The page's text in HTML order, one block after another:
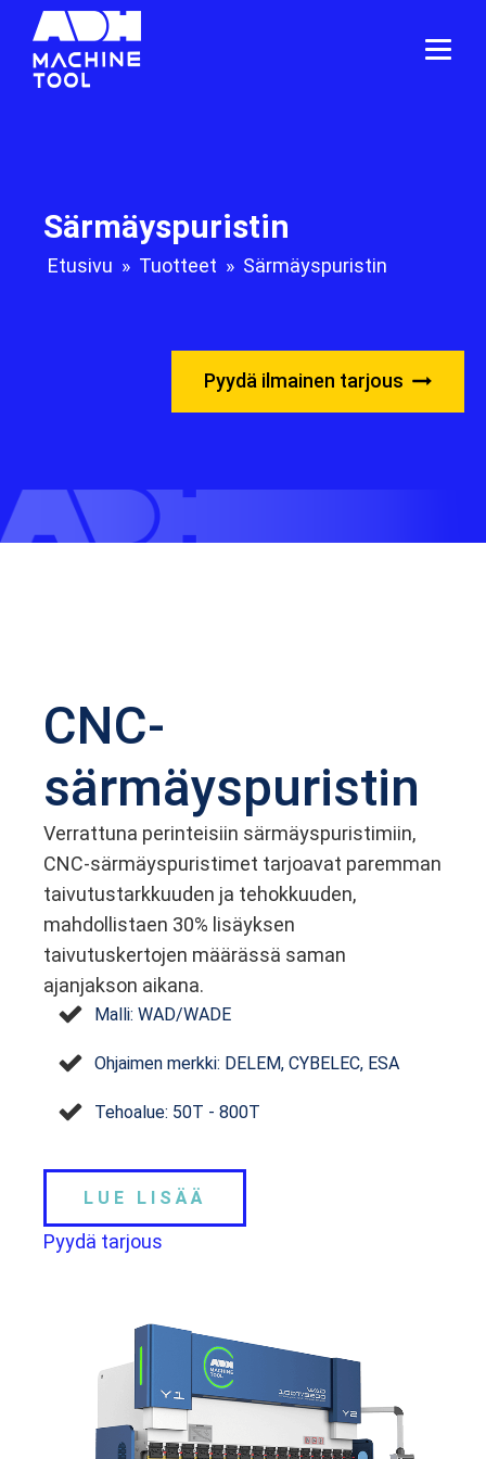
Särmäyspuristin
Etusivu » Tuotteet » Särmäyspuristin
Pyydä ilmainen tarjous
CNC-
särmäyspuristin
Verrattuna perinteisiin särmäyspuristimiin,
CNC-särmäyspuristimet tarjoavat paremman
taivutustarkkuuden ja tehokkuuden,
mahdollistaen 30% lisäyksen
taivutuskertojen määrässä saman
ajanjakson aikana.
Malli: WAD/WADE
Ohjaimen merkki: DELEM, CYBELEC, ESA
Tehoalue: 50T - 800T
LUE LISÄÄ
Pyydä tarjous